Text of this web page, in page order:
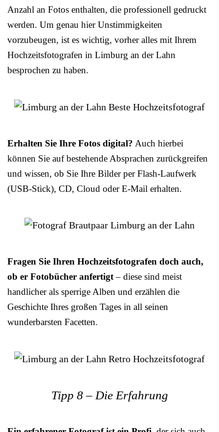
Anzahl an Fotos enthalten, die professionell gedruckt
werden. Um genau hier Unstimmigkeiten
vorzubeugen, ist es wichtig, vorher alles mit Ihrem
Hochzeitsfotografen in Limburg an der Lahn
besprochen zu haben.
Erhalten Sie Ihre Fotos digital? Auch hierbei
können Sie auf bestehende Absprachen zurückgreifen
und wissen, ob Sie Ihre Bilder per Flash-Laufwerk
(USB-Stick), CD, Cloud oder E-Mail erhalten.
Fragen Sie Ihren Hochzeitsfotografen doch auch,
ob er Fotobücher anfertigt– diese sind meist
handlicher als sperrige Alben und erzählen die
Geschichte Ihres großen Tages in all seinen
wunderbarsten Facetten.
Tipp 8 – Die Erfahrung